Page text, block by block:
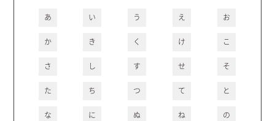
あ い う え お
か き く け こ
さ し す せ そ
た ち つ て と
な に ぬ ね の